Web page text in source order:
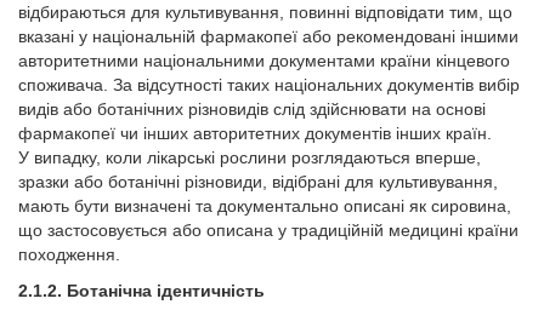
відбираються для культивування, повинні відповідати тим, що
вказані у національній фармакопеї або рекомендовані іншими
авторитетними національними документами країни кінцевого
споживача. За відсутності таких націо­нальних документів вибір
видів або ботанічних різновидів слід здійснювати на основі
фармакопеї чи інших авторитетних документів інших країн.
У випадку, коли лікарські рослини розглядаються вперше,
зразки або ботанічні різновиди, відібран­і для культивування,
мають бути визначені та документально описані як сировина,
що застосовується або описана у традиційній медицині краї­ни
походження.
2.1.2. Ботанічна ідентичність